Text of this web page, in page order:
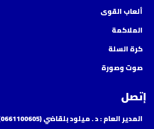
ألعاب القوى
الملاكمة
كرة السلة
صوت وصورة
إتصل
المدير العام : د . ميلود بلقاضي (0661100605)